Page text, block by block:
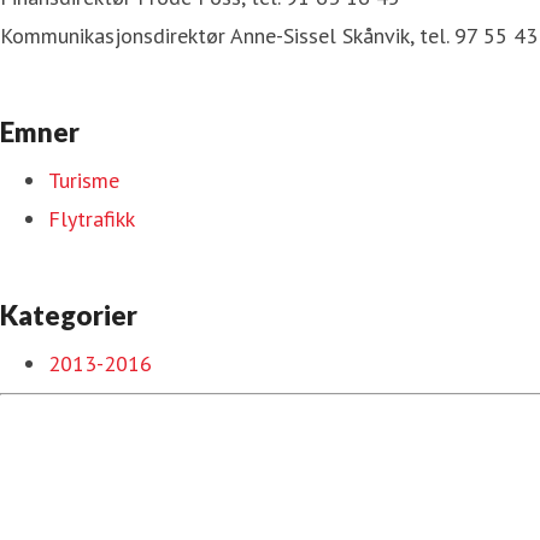
Kommunikasjonsdirektør Anne-Sissel Skånvik, tel. 97 55
Emner
Turisme
Flytrafikk
Kategorier
2013-2016